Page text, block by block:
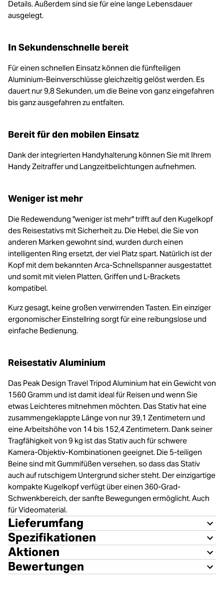
Details. Außerdem sind sie für eine lange Lebensdauer
ausgelegt.
In Sekundenschnelle bereit
Für einen schnellen Einsatz können die fünfteiligen
Aluminium-Beinverschlüsse gleichzeitig gelöst werden. Es
dauert nur 9,8 Sekunden, um die Beine von ganz eingefahren
bis ganz ausgefahren zu entfalten.
Bereit für den mobilen Einsatz
Dank der integrierten Handyhalterung können Sie mit Ihrem
Handy Zeitraffer und Langzeitbelichtungen aufnehmen.
Weniger ist mehr
Die Redewendung "weniger ist mehr" trifft auf den Kugelkopf
des Reisestativs mit Sicherheit zu. Die Hebel, die Sie von
anderen Marken gewohnt sind, wurden durch einen
intelligenten Ring ersetzt, der viel Platz spart. Natürlich ist der
Kopf mit dem bekannten Arca-Schnellspanner ausgestattet
und somit mit vielen Platten, Griffen und L-Brackets
kompatibel.
Kurz gesagt, keine großen verwirrenden Tasten. Ein einziger
ergonomischer Einstellring sorgt für eine reibungslose und
einfache Bedienung.
Reisestativ Aluminium
Das Peak Design Travel Tripod Aluminium hat ein Gewicht von
1560 Gramm und ist damit ideal für Reisen und wenn Sie
etwas Leichteres mitnehmen möchten. Das Stativ hat eine
zusammengeklappte Länge von nur 39,1 Zentimetern und
eine Arbeitshöhe von 14 bis 152,4 Zentimetern. Dank seiner
Tragfähigkeit von 9 kg ist das Stativ auch für schwere
Kamera-Objektiv-Kombinationen geeignet. Die 5-teiligen
Beine sind mit Gummifüßen versehen, so dass das Stativ
auch auf rutschigem Untergrund sicher steht. Der einzigartige
kompakte Kugelkopf verfügt über einen 360-Grad-
Schwenkbereich, der sanfte Bewegungen ermöglicht. Auch
für Videomaterial.
Lieferumfang
Spezifikationen
Aktionen
Bewertungen